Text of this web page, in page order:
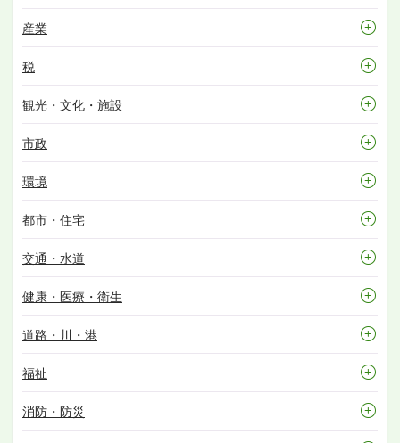
産業
税
観光・文化・施設
市政
環境
都市・住宅
交通・水道
健康・医療・衛生
道路・川・港
福祉
消防・防災